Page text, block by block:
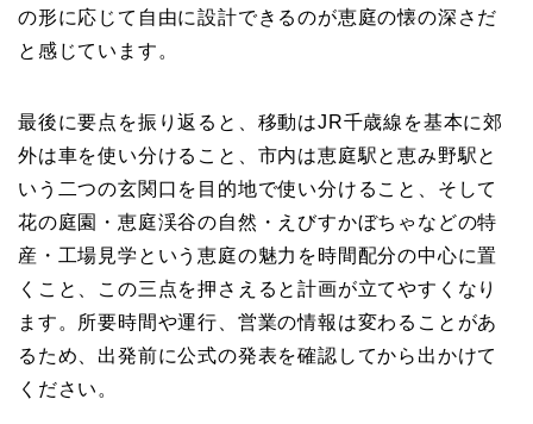
の形に応じて自由に設計できるのが恵庭の懐の深さだ
と感じています。
最後に要点を振り返ると、移動はJR千歳線を基本に郊
外は車を使い分けること、市内は恵庭駅と恵み野駅と
いう二つの玄関口を目的地で使い分けること、そして
花の庭園・恵庭渓谷の自然・えびすかぼちゃなどの特
産・工場見学という恵庭の魅力を時間配分の中心に置
くこと、この三点を押さえると計画が立てやすくなり
ます。所要時間や運行、営業の情報は変わることがあ
るため、出発前に公式の発表を確認してから出かけて
ください。